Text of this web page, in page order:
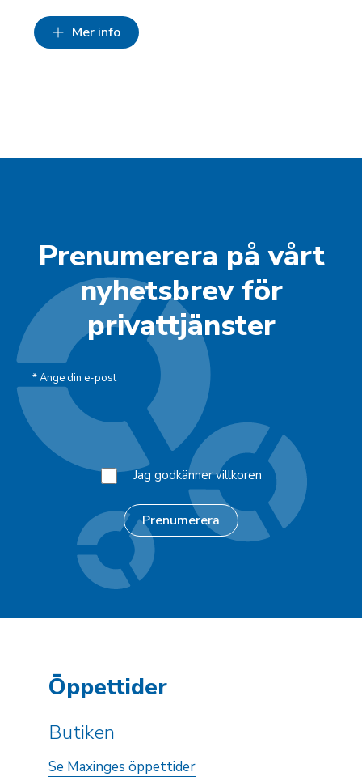
Mer info
Prenumerera på vårt
nyhetsbrev för
privattjänster
*Ange din e-post
Jag godkänner villkoren
Öppettider
Butiken
Se Maxinges öppettider